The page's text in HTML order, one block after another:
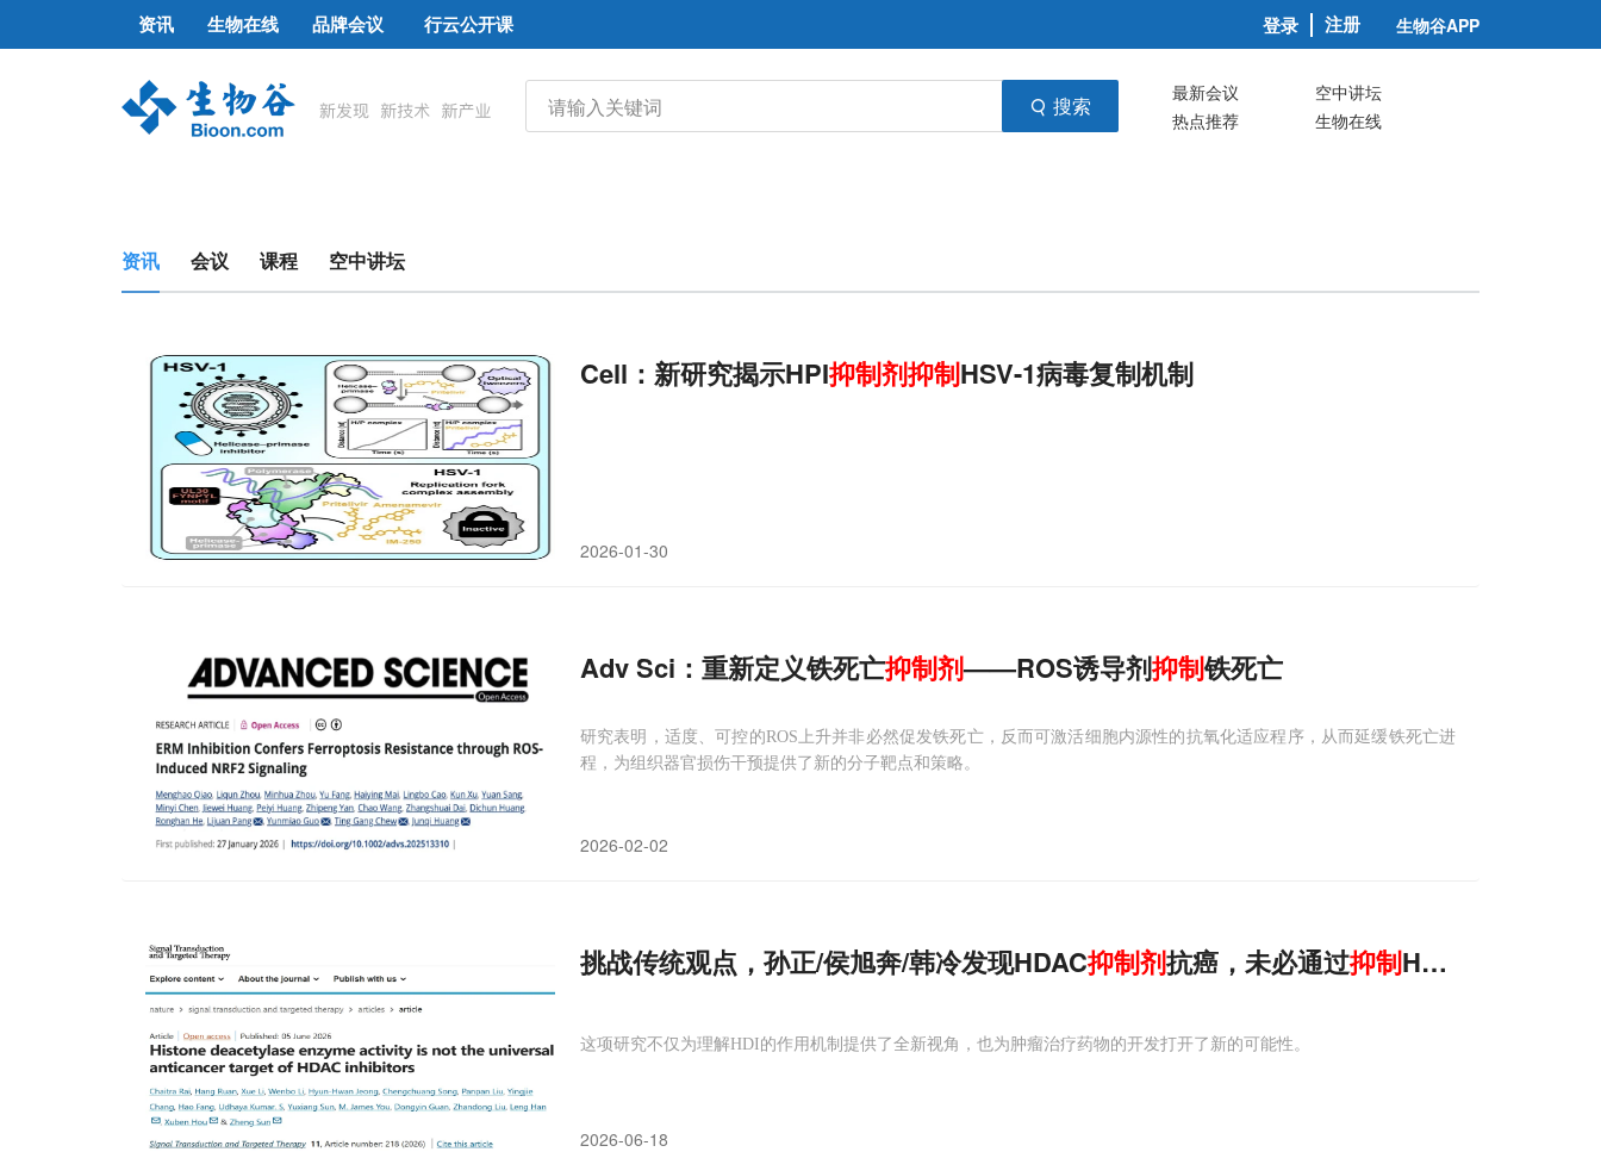
资讯 生物在线 品牌会议 行云公开课 登录 注册 生物谷APP
搜索 最新会议
空中讲坛
热点推荐
生物在线
资讯 会议 课程 空中讲坛
Cell：新研究揭示HPI抑制剂抑制HSV-1病毒复制机制
2026-01-30
Adv Sci：重新定义铁死亡抑制剂——ROS诱导剂抑制铁死亡
研究表明，适度、可控的ROS上升并非必然促发铁死亡，反而可激活细胞内源性的抗氧化适应程序，从而延缓铁死亡进
程，为组织器官损伤干预提供了新的分子靶点和策略。
2026-02-02
挑战传统观点，孙正/侯旭奔/韩冷发现HDAC抑制剂抗癌，未必通过抑制HDAC
这项研究不仅为理解HDI的作用机制提供了全新视角，也为肿瘤治疗药物的开发打开了新的可能性。
2026-06-18